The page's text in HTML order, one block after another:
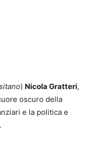
) Nicola Gratteri,
oscuro della
e la politica e